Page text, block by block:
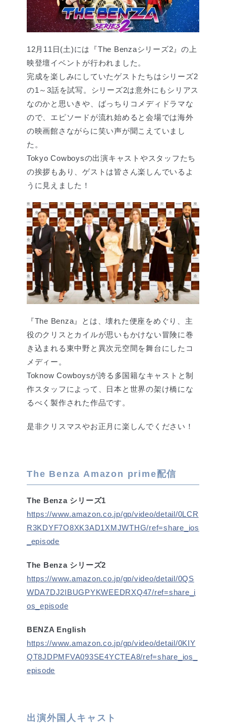
12月11日(土)には『The Benzaシリーズ2』の上
映登壇イベントが行われました。
完成を楽しみにしていたゲストたちはシリーズ2
の1～3話を試写。シリーズ2は意外にもシリアス
なのかと思いきや、ばっちりコメディドラマな
ので、エピソードが流れ始めると会場では海外
の映画館さながらに笑い声が聞こえていまし
た。
Tokyo Cowboysの出演キャストやスタッフたち
の挨拶もあり、ゲストは皆さん楽しんでいるよ
うに見えました！
『The Benza』とは、壊れた便座をめぐり、主
役のクリスとカイルが思いもかけない冒険に巻
き込まれる東中野と異次元空間を舞台にしたコ
メディー。
Toknow Cowboysが誇る多国籍なキャストと制
作スタッフによって、日本と世界の架け橋にな
るべく製作された作品です。
是非クリスマスやお正月に楽しんでください！
The Benza Amazon prime配信
The Benza シリーズ1
https://www.amazon.co.jp/gp/video/detail/0LCR
R3KDYF7O8XK3AD1XMJWTHG/ref=share_ios
_episode
The Benza シリーズ2
https://www.amazon.co.jp/gp/video/detail/0QS
WDA7DJ2IBUGPYKWEEDRXQ47/ref=share_i
os_episode
BENZA English
https://www.amazon.co.jp/gp/video/detail/0KIY
QT8JDPMFVA093SE4YCTEA8/ref=share_ios_
episode
出演外国人キャスト